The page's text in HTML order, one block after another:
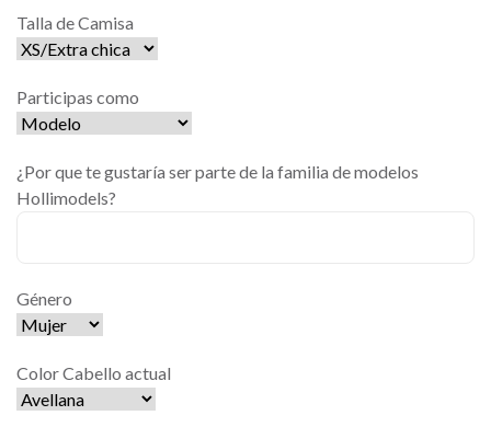
Talla de Camisa
Participas como
¿Por que te gustaría ser parte de la familia de modelos
Hollimodels?
Género
Color Cabello actual